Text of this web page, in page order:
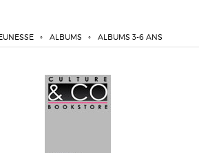
ALBUMS ALBUMS 3-6 ANS